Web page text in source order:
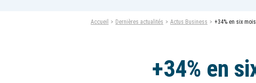
Accueil Dernières actualités Actus Business +34% en six
+34% en